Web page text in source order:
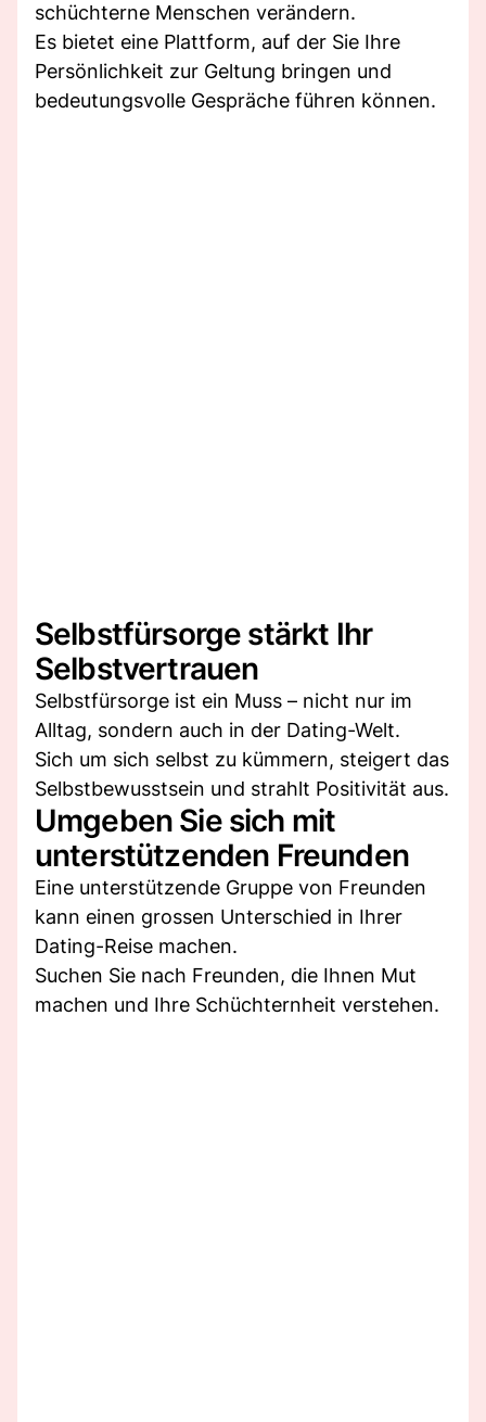
schüchterne Menschen verändern.
Es bietet eine Plattform, auf der Sie Ihre
Persönlichkeit zur Geltung bringen und
bedeutungsvolle Gespräche führen können.
Selbstfürsorge stärkt Ihr
Selbstvertrauen
Selbstfürsorge ist ein Muss – nicht nur im
Alltag, sondern auch in der Dating-Welt.
Sich um sich selbst zu kümmern, steigert das
Selbstbewusstsein und strahlt Positivität aus.
Umgeben Sie sich mit
unterstützenden Freunden
Eine unterstützende Gruppe von Freunden
kann einen grossen Unterschied in Ihrer
Dating-Reise machen.
Suchen Sie nach Freunden, die Ihnen Mut
machen und Ihre Schüchternheit verstehen.